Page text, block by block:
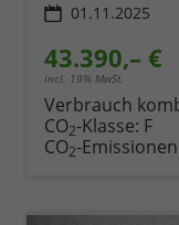
01.11.2025
43.390,– €
incl. 19% MwSt.
Verbrauch
CO2-Klasse: F
CO2-